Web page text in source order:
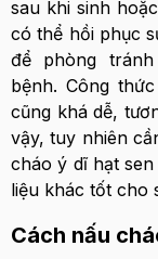
sau khi sinh
có thể hồi phục
để phòng
bệnh. Công
cũng khá dễ,
vậy, tuy nhiên
cháo ý dĩ hạt
liệu khác tốt cho
Cách nấu